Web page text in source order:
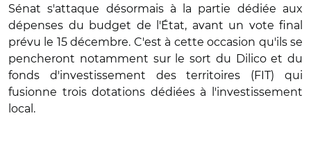
Sénat s'attaque désormais à la partie dédiée aux
dépenses du budget de l'État, avant un vote final
prévu le 15 décembre. C'est à cette occasion qu'ils se
pencheront notamment sur le sort du Dilico et du
fonds d'investissement des territoires (FIT) qui
fusionne trois dotations dédiées à l'investissement
local.